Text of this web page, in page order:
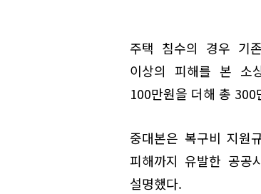
주택 침수의 경우 기
이상의 피해를 본 소
100만원을 더해 총
중대본은 복구비 지원
피해까지 유발한 공공
설명했다.